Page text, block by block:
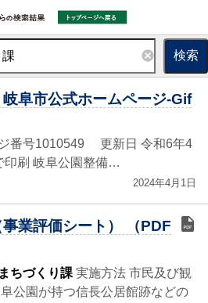
検索
阜市公式ホームページ-Gif
番号1010549 更新日 令和6年4
印刷 岐阜公園整備…
2024年4月1日
業評価シート） （PDF
ちづくり課 実施方法 市民及び観
公園が持つ信長公居館跡などの